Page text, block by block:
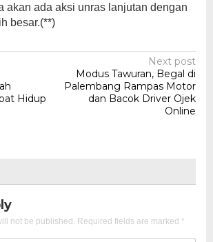
akan ada aksi unras lanjutan dengan
besar.(**)
Hidup
Next post
Modus Tawuran, Begal di
Palembang Rampas Motor
dan Bacok Driver Ojek
Online
not be published. Required fields are marked *